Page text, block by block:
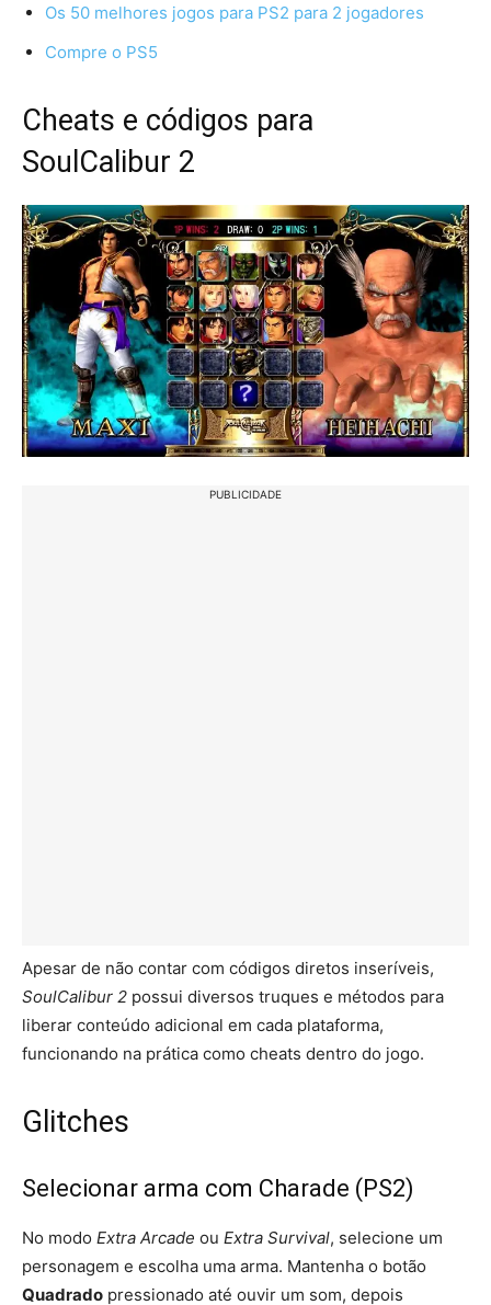
Os 50 melhores jogos para PS2 para 2 jogadores
Compre o PS5
Cheats e códigos para
SoulCalibur 2
PUBLICIDADE
Apesar de não contar com códigos diretos inseríveis,
SoulCalibur 2 possui diversos truques e métodos para
liberar conteúdo adicional em cada plataforma,
funcionando na prática como cheats dentro do jogo.
Glitches
Selecionar arma com Charade (PS2)
No modo Extra Arcade ou Extra Survival, selecione um
personagem e escolha uma arma. Mantenha o botão
Quadrado pressionado até ouvir um som, depois